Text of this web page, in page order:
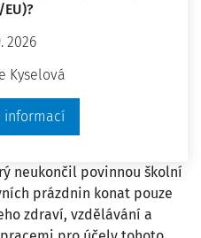
EU)?
2026
Kyselová
informací
6/2025
pro zaměstnávání
školní docházku. V
práce se stanoví:
než 15 let nebo
neukončil povinnou školní
prázdnin konat pouze
zdraví, vzdělávání a